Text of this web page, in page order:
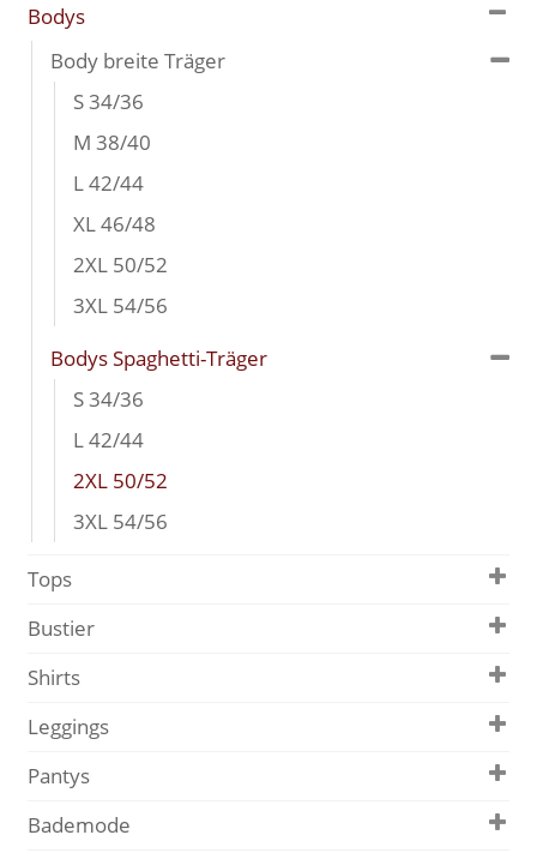
Bodys
Body breite Träger
S 34/36
M 38/40
L 42/44
XL 46/48
2XL 50/52
3XL 54/56
Bodys Spaghetti-Träger
S 34/36
L 42/44
2XL 50/52
3XL 54/56
Tops
Bustier
Shirts
Leggings
Pantys
Bademode